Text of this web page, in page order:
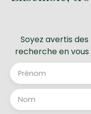
Soyez avertis
recherche en
Prénom
Nom